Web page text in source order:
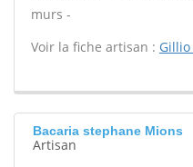
murs -
Voir la fiche artisan :
Bacaria stephane Mions
Artisan